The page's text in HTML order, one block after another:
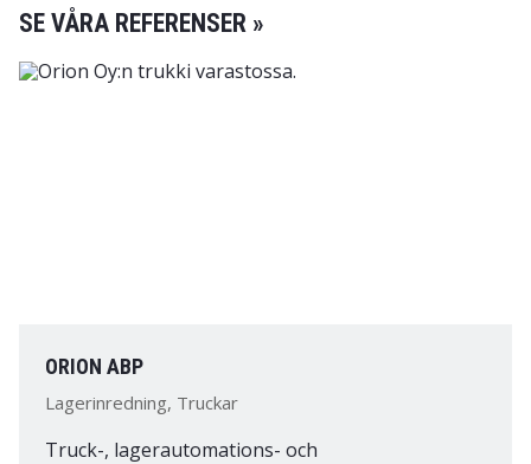
SE VÅRA REFERENSER »
ORION ABP
Lagerinredning, Truckar
Truck-, lagerautomations- och